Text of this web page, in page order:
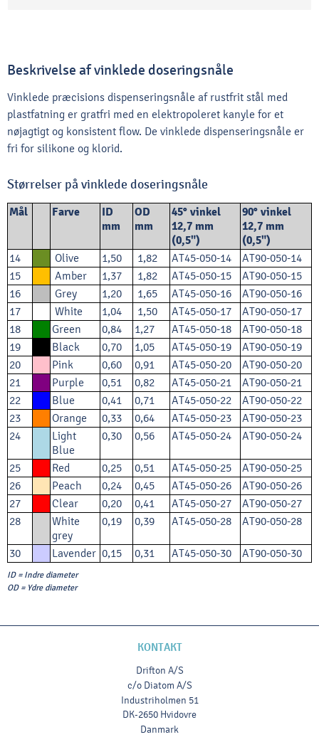
Beskrivelse af vinklede doseringsnåle
Vinklede præcisions dispenseringsnåle af rustfrit stål med
plastfatning er gratfri med en elektropoleret kanyle for et
nøjagtigt og konsistent flow. De vinklede dispenseringsnåle er
fri for silikone og klorid.
Størrelser på vinklede doseringsnåle
Mål Farve
ID
mm
OD
mm
45° vinkel
12,7 mm
(0,5")
90° vinkel
12,7 mm
(0,5")
14 Olive 1,50 1,82 AT45-050-14
AT90-050-14
15
Amber 1,37 1,82 AT45-050-15
AT90-050-15
16
Grey 1,20 1,65 AT45-050-16
AT90-050-16
17
White 1,04 1,50 AT45-050-17
AT90-050-17
18
Green 0,84 1,27 AT45-050-18
AT90-050-18
19
Black 0,70 1,05 AT45-050-19
AT90-050-19
20
Pink 0,60 0,91 AT45-050-20
AT90-050-20
21
Purple 0,51 0,82 AT45-050-21
AT90-050-21
22
Blue 0,41 0,71 AT45-050-22
AT90-050-22
23
Orange 0,33 0,64 AT45-050-23
AT90-050-23
24
Light
Blue
0,30 0,56 AT45-050-24 AT90-050-24
25 Red 0,25 0,51 AT45-050-25
AT90-050-25
26
Peach 0,24 0,45 AT45-050-26
AT90-050-26
27
Clear 0,20 0,41 AT45-050-27
AT90-050-27
28
White
grey
0,19 0,39 AT45-050-28 AT90-050-28
30 Lavender 0,15 0,31 AT45-050-30 AT90-050-30
ID = Indre diameter
OD = Ydre diameter
KONTAKT
Drifton A/S
c/o Diatom A/S
Industriholmen 51
DK-2650 Hvidovre
Danmark